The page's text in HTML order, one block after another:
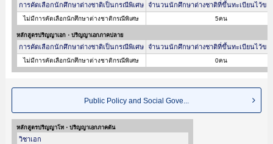
การคัดเลือกนักศึกษาต่างชาติเป็นกรณีพิเศษ จำนวนนักศึกษาต่างชาติที่ขึ้นทะเบียนไว้ขอ
ไม่มีการคัดเลือกนักศึกษาต่างชาติกรณีพิเศษ 5คน
หลักสูตรปริญญาเอก・ปริญญาเอกภาคปลาย
การคัดเลือกนักศึกษาต่างชาติเป็นกรณีพิเศษ จำนวนนักศึกษาต่างชาติที่ขึ้นทะเบียนไว้ขอ
ไม่มีการคัดเลือกนักศึกษาต่างชาติกรณีพิเศษ 0คน
Public Policy and Social Gove...
หลักสูตรปริญญาโท・ปริญญาเอกภาคต้น
วิชาเอก